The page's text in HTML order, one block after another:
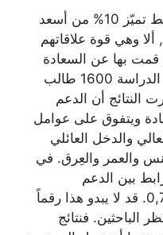
“اتضح لي وجود صفة واحدة فقط تميّز 10% من أسعد
وهي قوة علاقاتهم
قمت بها عن السعادة
إلى نتائج مشابهة، حيث شملت الدراسة 1600 طالب
النتائج أن الدعم
ويتفوق على عوامل
والدخل العائلي
والعمر والعِرق. في
بين الدعم
الاجتماعي والسعادة تصل إلى 0,7. قد لا يبدو هذا رقماً
الباحثين. فنتائج